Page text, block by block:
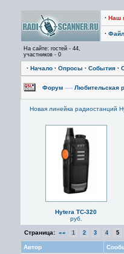
· Наш
·
На сайте: гостей - 44,
участников - 0
· Начало · Опросы · События ·
Форум —› Любительская
Новая линейка радиостанций
Hytera TC-320
руб.
Страница: «« 1 2 3 4 5
Автор